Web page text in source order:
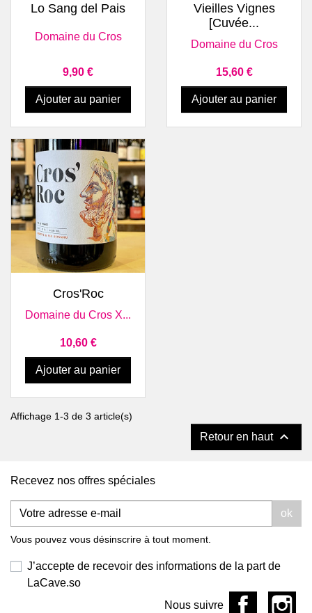
Lo Sang del Pais
Domaine du Cros
Prix
9,90 €
Ajouter au panier
Vieilles Vignes
[Cuvée...
Domaine du Cros
Prix
15,60 €
Ajouter au panier
Cros'Roc
Domaine du Cros X...
Prix
10,60 €
Ajouter au panier
Affichage 1-3 de 3 article(s)
Retour en haut 
Recevez nos offres spéciales
ok
Vous pouvez vous désinscrire à tout moment.
J’accepte de recevoir des informations de la part de
LaCave.so
Nous suivre